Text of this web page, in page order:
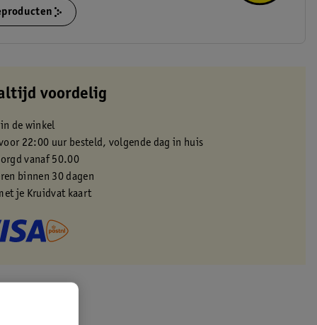
voordelig
de winkel
22:00 uur besteld, volgende dag in huis
vanaf 50.00
binnen 30 dagen
je Kruidvat kaart